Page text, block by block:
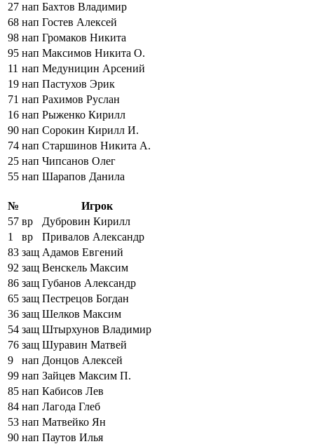
27 нап Бахтов Владимир
68 нап Гостев Алексей
98 нап Громаков Никита
95 нап Максимов Никита О.
11 нап Медуницин Арсений
19 нап Пастухов Эрик
71 нап Рахимов Руслан
16 нап Рыженко Кирилл
90 нап Сорокин Кирилл И.
74 нап Старшинов Никита А.
25 нап Чипсанов Олег
55 нап Шарапов Данила
№
Игрок
57 вр
Дубровин Кирилл
1
вр
Привалов Александр
83 защ Адамов Евгений
92 защ Венскель Максим
86 защ Губанов Александр
65 защ Пестрецов Богдан
36 защ Шелков Максим
54 защ Штырхунов Владимир
76 защ Шуравин Матвей
9
нап Донцов Алексей
99 нап Зайцев Максим П.
85 нап Кабисов Лев
84 нап Лагода Глеб
53 нап Матвейко Ян
90 нап Паутов Илья